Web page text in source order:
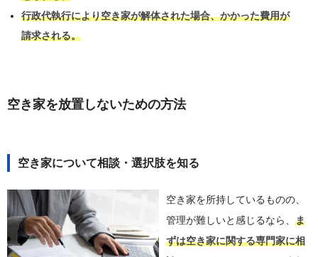
行政代執行により空き家が解体された場合、かかった費用が
請求される。
空き家を放置しないための方法
空き家について相談・選択肢を知る
空き家を所持しているものの、
管理が難しいと感じるなら、 ま
ずは空き家に関する専門家に相